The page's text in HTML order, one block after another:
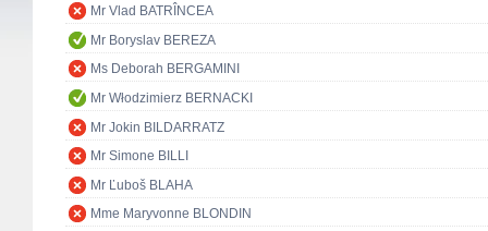
Mr Vlad BATRÎNCEA
Mr Boryslav BEREZA
Ms Deborah BERGAMINI
Mr Włodzimierz BERNACKI
Mr Jokin BILDARRATZ
Mr Simone BILLI
Mr Ľuboš BLAHA
Mme Maryvonne BLONDIN